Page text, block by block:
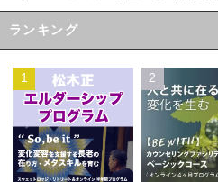
ランキング
1 2